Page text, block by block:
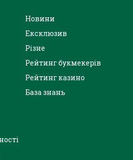
Новини
Ексклюзив
Різне
Рейтинг букмекерів
Рейтинг казино
База знань